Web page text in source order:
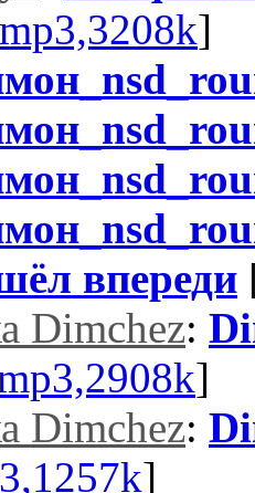
mp3,3208k]
впереди
Dimchez:
]
Dimchez:
]